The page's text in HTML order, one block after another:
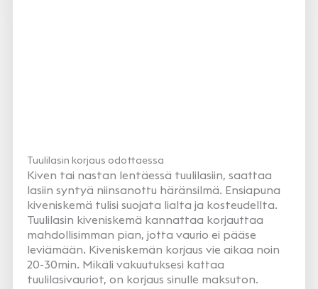
Tuulilasin korjaus odottaessa
Kiven tai nastan lentäessä tuulilasiin, saattaa
lasiin syntyä niinsanottu häränsilmä. Ensiapuna
kiveniskemä tulisi suojata lialta ja kosteudellta.
Tuulilasin kiveniskemä kannattaa korjauttaa
mahdollisimman pian, jotta vaurio ei pääse
leviämään. Kiveniskemän korjaus vie aikaa noin
20-30min. Mikäli vakuutuksesi kattaa
tuulilasivauriot, on korjaus sinulle maksuton.